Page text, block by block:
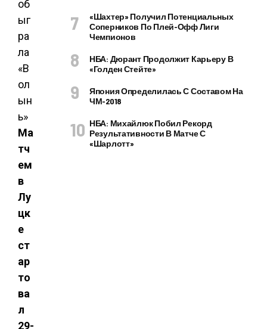
Ма
тч
ем
в
Лу
цк
е
ст
ар
то
ва
л
29-
«Шахтер» Получил Потенциальных
Соперников По Плей-Офф Лиги
Чемпионов
НБА: Дюрант Продолжит Карьеру В
«Голден Стейте»
Япония Определилась С Составом На
ЧМ-2018
НБА: Михайлюк Побил Рекорд
Результативности В Матче С
«Шарлотт»